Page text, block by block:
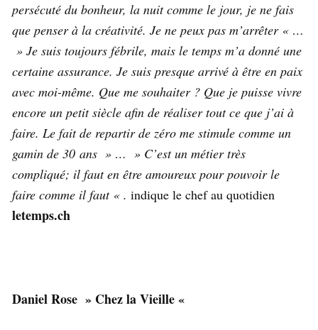
persécuté du bonheur, la nuit comme le jour, je ne fais
que penser à la créativité. Je ne peux pas m’arrêter « …
» Je suis toujours fébrile, mais le temps m’a donné une
certaine assurance. Je suis presque arrivé à être en paix
avec moi-même. Que me souhaiter ? Que je puisse vivre
encore un petit siècle afin de réaliser tout ce que j’ai à
faire. Le fait de repartir de zéro me stimule comme un
gamin de 30 ans » … » C’est un métier très
compliqué; il faut en être amoureux pour pouvoir le
faire comme il faut « . indique le chef au quotidien
letemps.ch
Daniel Rose » Chez la Vieille «